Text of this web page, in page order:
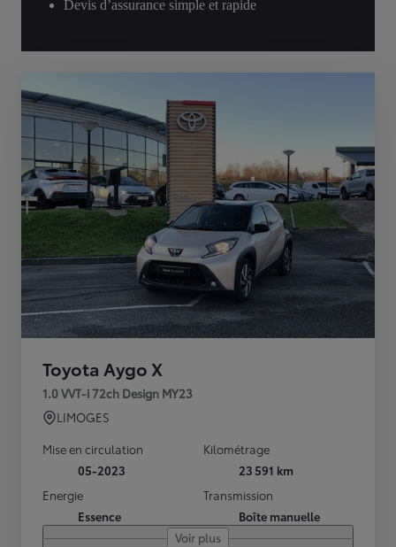
Devis d’assurance simple et rapide
Toyota Aygo X
1.0 VVT-i 72ch Design MY23
LIMOGES
Mise en circulation
05-2023
Kilométrage
23 591 km
Energie
Essence
Transmission
Boîte manuelle
Voir plus